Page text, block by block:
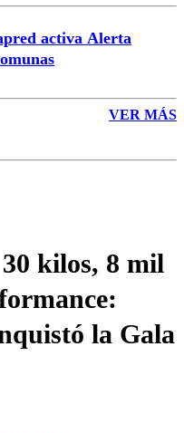
activa Alerta
VER MÁS
kilos, 8 mil
la Gala